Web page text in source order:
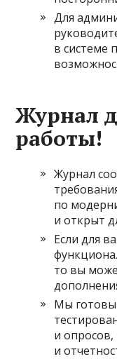
Для
в системе
Журнал
работы!
Журнал
по
и открыт
Если для
то вы
Мы готовы
и
и